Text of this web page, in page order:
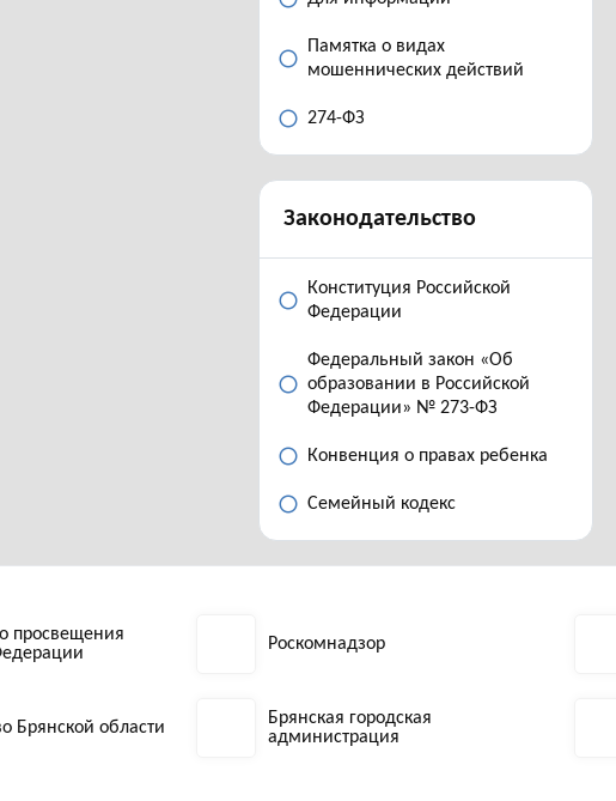
Памятка о видах
мошеннических действий
274-ФЗ
Законодательство
Конституция Российской
Федерации
Федеральный закон «Об
образовании в Российской
Федерации» № 273-ФЗ
Конвенция о правах ребенка
Семейный кодекс
просвещения
Роскомнадзор
Брянской области
Брянская городская
администрация